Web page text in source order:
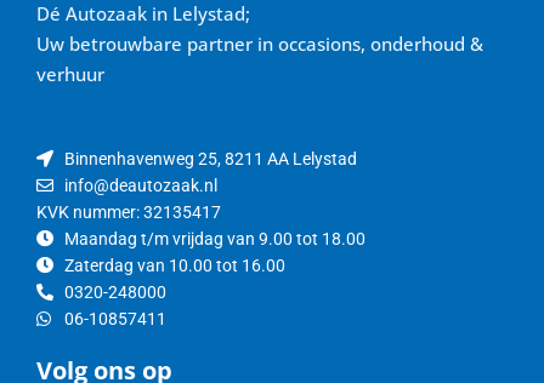
Dé Autozaak in Lelystad;
Uw betrouwbare partner in occasions, onderhoud &
verhuur
Binnenhavenweg 25, 8211 AA Lelystad
info@deautozaak.nl
KVK nummer: 32135417
Maandag t/m vrijdag van 9.00 tot 18.00
Zaterdag van 10.00 tot 16.00
0320-248000
06-10857411
Volg ons op